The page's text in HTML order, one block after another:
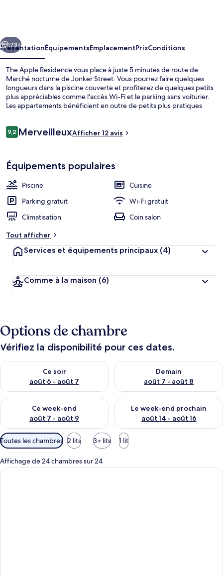
Suivant
173+
PrésentationÉquipementsEmplacementPrixConditions
The Apple Residence vous place à juste 5 minutes de route de
Marché nocturne de Jonker Street. Vous pourrez faire quelques
longueurs dans la piscine couverte et profiterez de quelques petits
plus appréciables comme l'accès Wi-Fi et le parking sans voiturier.
Les appartements bénéficient en outre de petits plus pratiques
Avis
voyageurs
9,29,2 sur 10
MerveilleuxAfficher 12 avis
Équipements populaires
Piscine
Cuisine
Parking gratuit
Wi-Fi gratuit
Climatisation
Coin salon
Tout afficher
Services et équipements principaux (4)
Comme à la maison (6)
Options de chambre
Vérifiez la disponibilité pour ces dates.
Ce soir
août 6 - août 7
Vérifier la disponibilité pour ce soir août 6 - août 7
Demain
août 7 - août 8
Vérifier la disponibilité pour
Ce week-end
août 7 - août 9
Vérifier la disponibilité pour ce week-end août 7 - août 9
Le week-end prochain
août 14 - août 16
Vérifier la disponibilité pour
Filtres
disponibles
pour
les
Toutes les chambres 2 lits 3+ lits 1 lit
Affichage de 24 chambres sur 24